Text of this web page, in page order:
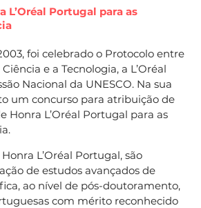
L’Oréal Portugal para as
foi celebrado o Protocolo entre
e a Tecnologia, a L’Oréal
Nacional da UNESCO. Na sua
um concurso para atribuição de
Honra L’Oréal Portugal para as
L’Oréal Portugal, são
de estudos avançados de
ao nível de pós-doutoramento,
com mérito reconhecido